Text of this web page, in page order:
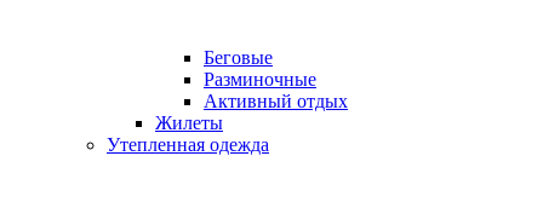
Беговые
Разминочные
Активный отдых
Жилеты
Утепленная одежда